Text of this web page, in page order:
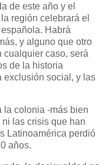
de este año y el
región celebrará el
Habrá
y alguno que otro
cualquier caso, será
de la historia
exclusión social, y las
la colonia -más bien
las crisis que han
Latinoamérica perdió
años.